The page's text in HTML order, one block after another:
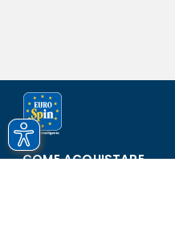
COME ACQUISTARE